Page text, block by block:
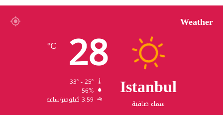
Weather
Istanbul
سماء صافية
28
℃
56%
3.59 كيلومتر/ساعة